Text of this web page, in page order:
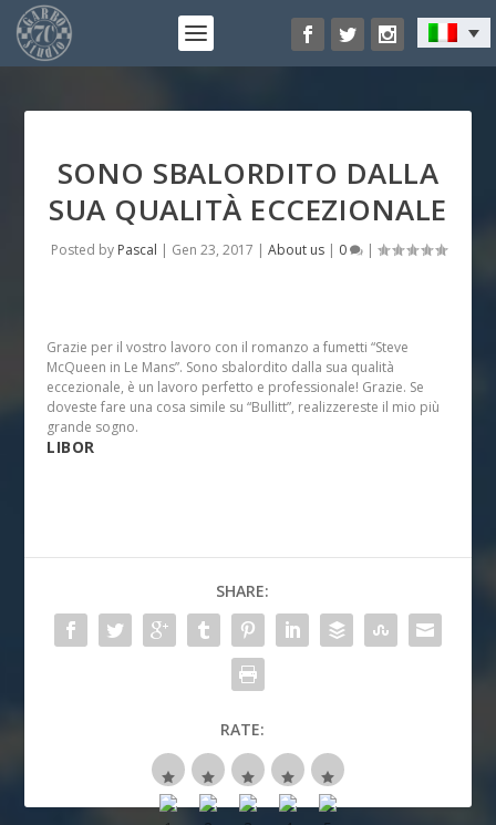
SONO SBALORDITO DALLA
SUA QUALITÀ ECCEZIONALE
Posted by Pascal | Gen 23, 2017 | About us| 0 |
Grazie per il vostro lavoro con il romanzo a fumetti “Steve
McQueen in Le Mans”. Sono sbalordito dalla sua qualità
eccezionale, è un lavoro perfetto e professionale! Grazie. Se
doveste fare una cosa simile su “Bullitt”, realizzereste il mio più
grande sogno.
LIBOR
SHARE:
RATE: